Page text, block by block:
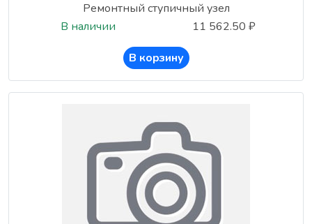
Ремонтный ступичный узел
В наличии
11 562.50 ₽
В корзину